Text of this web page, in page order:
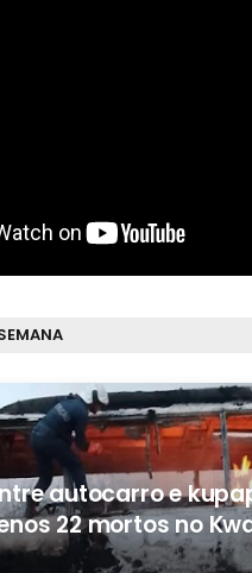
autocarro e
22 mortos no